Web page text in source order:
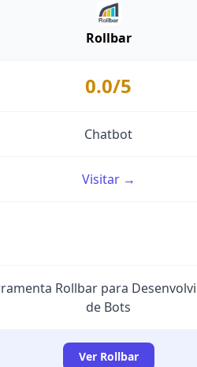
Rollbar
0.0/5
Chatbot
Visitar →
Rollbar para
de Bots
Ver Rollbar